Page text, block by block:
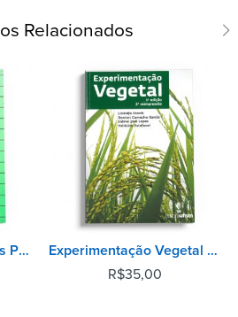
Relacionados
Centros de Origem das Plantas Cultivadas
Experimentação Vegetal - 3ª Edição
R$35,00